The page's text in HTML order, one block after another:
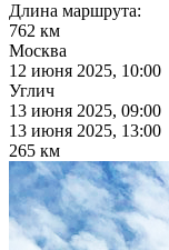
Длина маршрута:
762 км
Москва
12 июня 2025, 10:00
Углич
13 июня 2025, 09:00
13 июня 2025, 13:00
265 км